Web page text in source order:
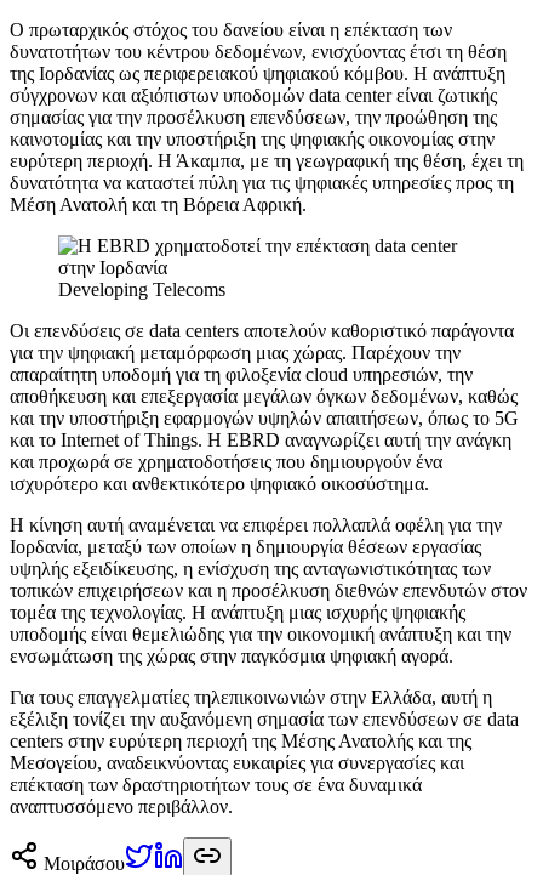
Ο πρωταρχικός στόχος του δανείου είναι η επέκταση των
δυνατοτήτων του κέντρου δεδομένων, ενισχύοντας έτσι τη θέση
της Ιορδανίας ως περιφερειακού ψηφιακού κόμβου. Η ανάπτυξη
σύγχρονων και αξιόπιστων υποδομών data center είναι ζωτικής
σημασίας για την προσέλκυση επενδύσεων, την προώθηση της
καινοτομίας και την υποστήριξη της ψηφιακής οικονομίας στην
ευρύτερη περιοχή. Η Άκαμπα, με τη γεωγραφική της θέση, έχει τη
δυνατότητα να καταστεί πύλη για τις ψηφιακές υπηρεσίες προς τη
Μέση Ανατολή και τη Βόρεια Αφρική.
Developing Telecoms
Οι επενδύσεις σε data centers αποτελούν καθοριστικό παράγοντα
για την ψηφιακή μεταμόρφωση μιας χώρας. Παρέχουν την
απαραίτητη υποδομή για τη φιλοξενία cloud υπηρεσιών, την
αποθήκευση και επεξεργασία μεγάλων όγκων δεδομένων, καθώς
και την υποστήριξη εφαρμογών υψηλών απαιτήσεων, όπως το 5G
και το Internet of Things. Η EBRD αναγνωρίζει αυτή την ανάγκη
και προχωρά σε χρηματοδοτήσεις που δημιουργούν ένα
ισχυρότερο και ανθεκτικότερο ψηφιακό οικοσύστημα.
Η κίνηση αυτή αναμένεται να επιφέρει πολλαπλά οφέλη για την
Ιορδανία, μεταξύ των οποίων η δημιουργία θέσεων εργασίας
υψηλής εξειδίκευσης, η ενίσχυση της ανταγωνιστικότητας των
τοπικών επιχειρήσεων και η προσέλκυση διεθνών επενδυτών στον
τομέα της τεχνολογίας. Η ανάπτυξη μιας ισχυρής ψηφιακής
υποδομής είναι θεμελιώδης για την οικονομική ανάπτυξη και την
ενσωμάτωση της χώρας στην παγκόσμια ψηφιακή αγορά.
Για τους επαγγελματίες τηλεπικοινωνιών στην Ελλάδα, αυτή η
εξέλιξη τονίζει την αυξανόμενη σημασία των επενδύσεων σε data
centers στην ευρύτερη περιοχή της Μέσης Ανατολής και της
Μεσογείου, αναδεικνύοντας ευκαιρίες για συνεργασίες και
επέκταση των δραστηριοτήτων τους σε ένα δυναμικά
αναπτυσσόμενο περιβάλλον.
Μοιράσου